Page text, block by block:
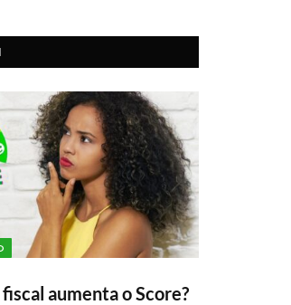
aumenta o Score?